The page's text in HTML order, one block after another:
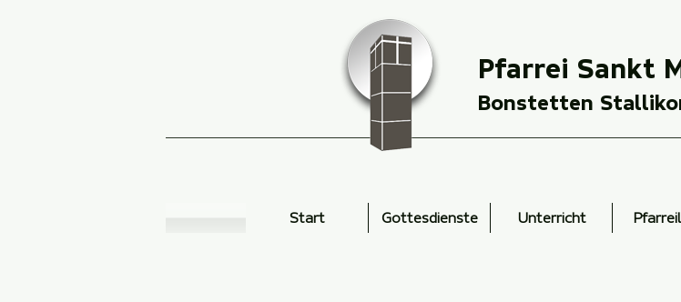
Pfarrei Sankt
Bonstetten
Start Gottesdienste Unterricht